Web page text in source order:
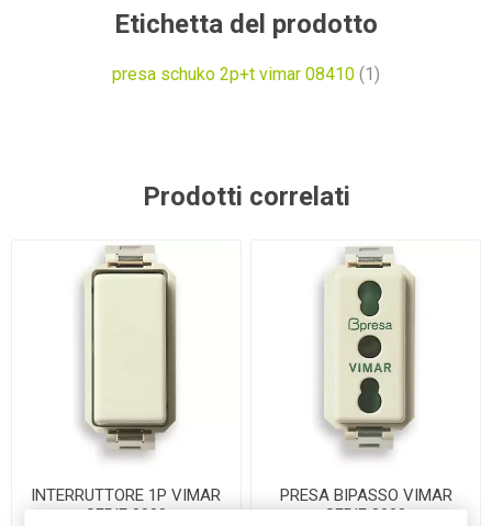
Etichetta del prodotto
presa schuko 2p+t vimar 08410 (1)
Prodotti correlati
INTERRUTTORE 1P VIMAR
SERIE 8000
PRESA BIPASSO VIMAR
SERIE 8000